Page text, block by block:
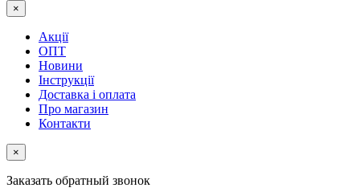
×
Акції
ОПТ
Новини
Інструкції
Доставка і оплата
Про магазин
Контакти
×
Заказать обратный звонок